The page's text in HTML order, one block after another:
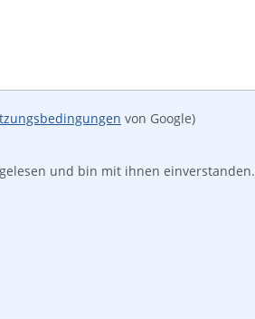
von Google)
gelesen und bin mit ihnen einverstanden.